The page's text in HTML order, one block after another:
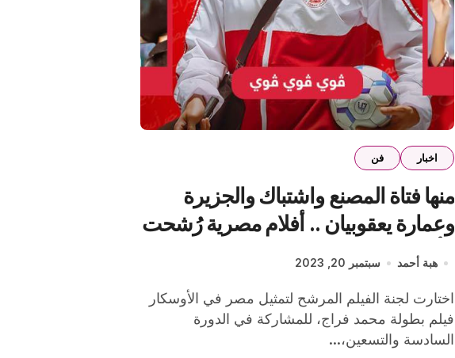
اخبار فن
منها فتاة المصنع واشتباك والجزيرة
وعمارة يعقوبيان .. أفلام مصرية رُشحت
للأوسكار قبل فيلم ڤوي ڤوي ڤوي
هبة أحمد سبتمبر 20, 2023
اختارت لجنة الفيلم المرشح لتمثيل مصر في الأوسكار
فيلم بطولة محمد فراج، للمشاركة في الدورة
السادسة والتسعين،...